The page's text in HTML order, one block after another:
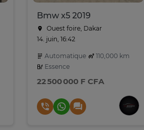
Bmw x5 2019
Ouest foire, Dakar
14. juin, 16:42
Automatique
110,000 km
Essence
22 500 000 F CFA